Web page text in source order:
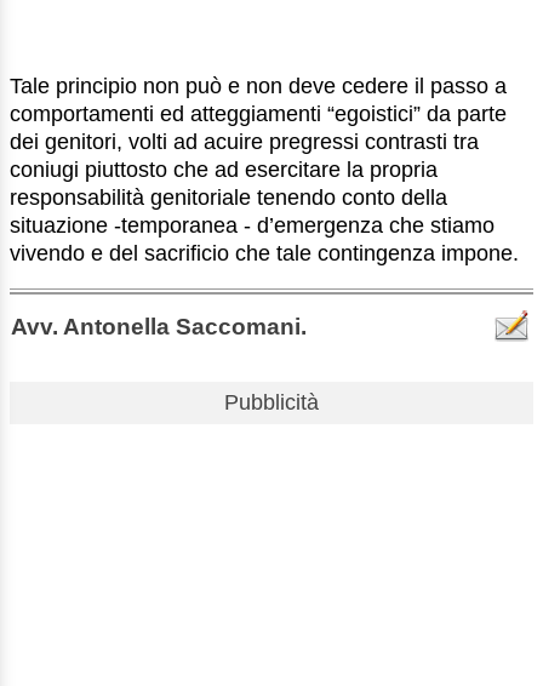
Tale principio non può e non deve cedere il passo a
comportamenti ed atteggiamenti “egoistici” da parte
dei genitori, volti ad acuire pregressi contrasti tra
coniugi piuttosto che ad esercitare la propria
responsabilità genitoriale tenendo conto della
situazione -temporanea - d’emergenza che stiamo
vivendo e del sacrificio che tale contingenza impone.
Avv. Antonella Saccomani.
Pubblicità